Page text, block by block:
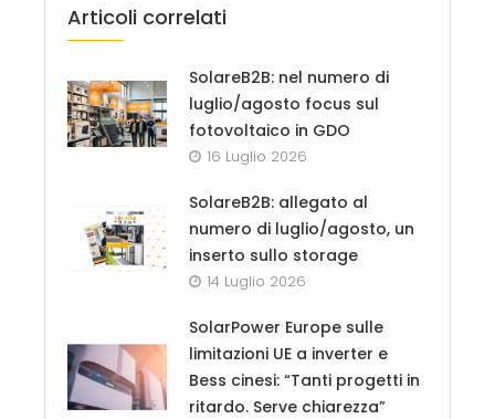
Articoli correlati
SolareB2B: nel numero di
luglio/agosto focus sul
fotovoltaico in GDO
16 Luglio 2026
SolareB2B: allegato al
numero di luglio/agosto, un
inserto sullo storage
14 Luglio 2026
SolarPower Europe sulle
limitazioni UE a inverter e
Bess cinesi: “Tanti progetti in
ritardo. Serve chiarezza”